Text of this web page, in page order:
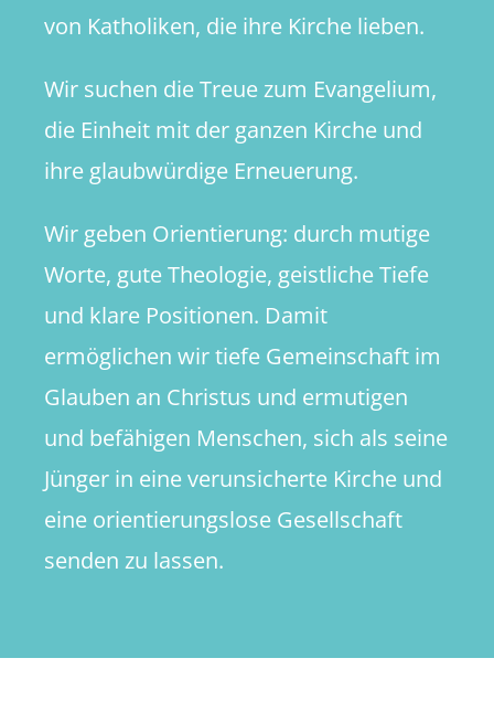
von Katholiken, die ihre Kirche lieben.
Wir suchen die Treue zum Evangelium,
die Einheit mit der ganzen Kirche und
ihre glaubwürdige Erneuerung.
Wir geben Orientierung: durch mutige
Worte, gute Theologie, geistliche Tiefe
und klare Positionen. Damit
ermöglichen wir tiefe Gemeinschaft im
Glauben an Christus und ermutigen
und befähigen Menschen, sich als seine
Jünger in eine verunsicherte Kirche und
eine orientierungslose Gesellschaft
senden zu lassen.